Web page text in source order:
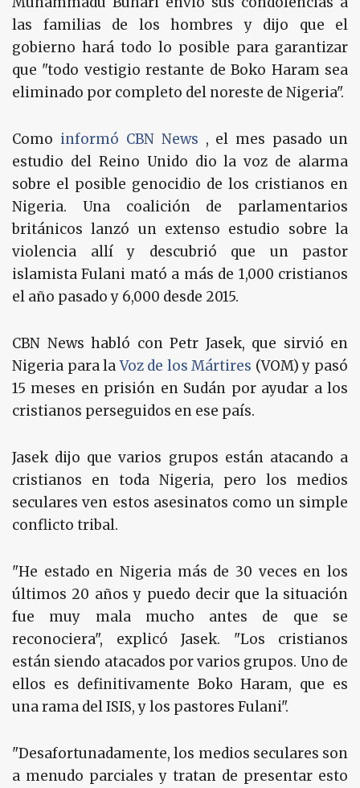
las familias de los hombres y dijo que el
gobierno hará todo lo posible para garantizar
que "todo vestigio restante de Boko Haram sea
eliminado por completo del noreste de Nigeria".
Como informó CBN News , el mes pasado un
estudio del Reino Unido dio la voz de alarma
sobre el posible genocidio de los cristianos en
Nigeria. Una coalición de parlamentarios
británicos lanzó un extenso estudio sobre la
violencia allí y descubrió que un pastor
islamista Fulani mató a más de 1,000 cristianos
el año pasado y 6,000 desde 2015.
CBN News habló con Petr Jasek, que sirvió en
Nigeria para laVoz de los Mártires (VOM) y pasó
15 meses en prisión en Sudán por ayudar a los
cristianos perseguidos en ese país.
Jasek dijo que varios grupos están atacando a
cristianos en toda Nigeria, pero los medios
seculares ven estos asesinatos como un simple
conflicto tribal.
"He estado en Nigeria más de 30 veces en los
últimos 20 años y puedo decir que la situación
fue muy mala mucho antes de que se
reconociera", explicó Jasek. "Los cristianos
están siendo atacados por varios grupos. Uno de
ellos es definitivamente Boko Haram, que es
una rama del ISIS, y los pastores Fulani".
"Desafortunadamente, los medios seculares son
a menudo parciales y tratan de presentar esto